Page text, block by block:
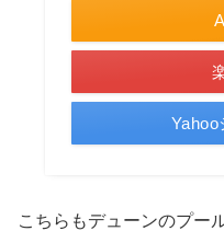
Yahoo
こちらもデューンのプー